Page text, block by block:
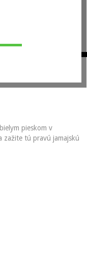
pieskom v
zažite tú pravú jamajskú